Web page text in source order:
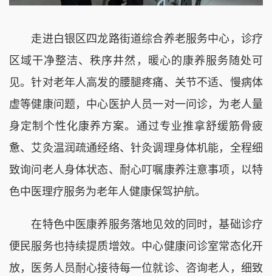
走进白银区四龙路街道综合养老服务中心，诊疗
区域干净整洁、秩序井然，暖心的康养服务随处可
见。针对老年人高发的腰腿疼痛、关节不适、慢病体
虚等健康问题，中心医护人员一对一问诊，为老人量
身定制个性化康养方案。通过专业推拿舒缓筋骨疲
惫、艾灸温润疏通经络、针灸调理身体机能，全程细
致询问老人身体状态、耐心叮嘱康养注意事项，以特
色中医理疗服务为老年人健康保驾护航。
在特色中医康养服务落地见效的同时，基础诊疗
便民服务也持续提质增效。中心健康问诊室常态化开
放，医务人员耐心接待每一位就诊、咨询老人，细致